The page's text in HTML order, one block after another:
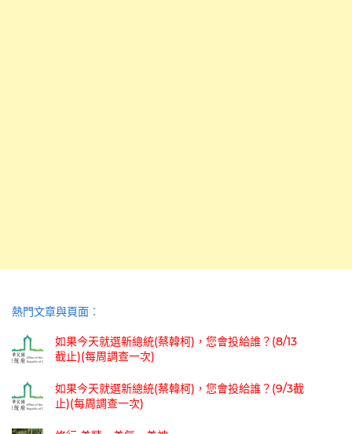
熱門文章與頁面︰
如果今天就選新總統(蔡韓柯)，您會投給誰？(8/13
截止)(每周調查一次)
如果今天就選新總統(蔡韓柯)，您會投給誰？(9/3截
止)(每周調查一次)